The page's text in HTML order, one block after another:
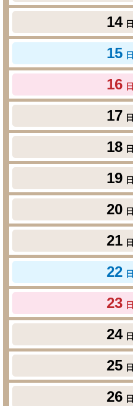
14 日
15 日
16 日
17 日
18 日
19 日
20 日
21 日
22 日
23 日
24 日
25 日
26 日